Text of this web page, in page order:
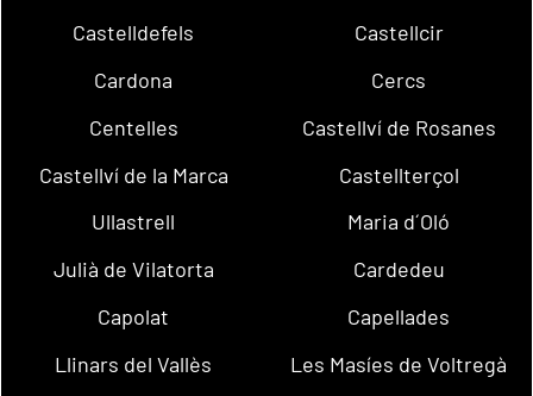
Castelldefels
Castellcir
Cardona
Cercs
Centelles
Castellví de Rosanes
Castellví de la Marca
Castellterçol
Ullastrell
Maria d´Oló
Julià de Vilatorta
Cardedeu
Capolat
Capellades
Llinars del Vallès
Les Masíes de Voltregà